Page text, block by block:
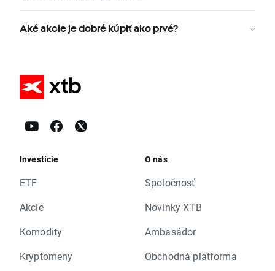
Aké akcie je dobré kúpiť ako prvé?
Investície
ETF
Akcie
Komodity
Kryptomeny
O nás
Spoločnosť
Novinky XTB
Ambasádor
Obchodná platforma